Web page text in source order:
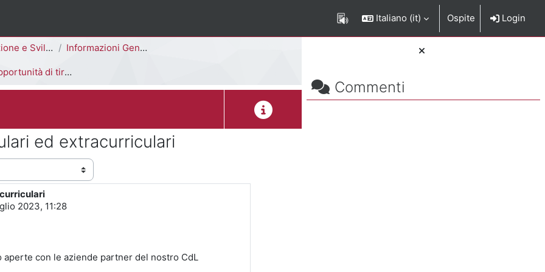
Italiano ‎(it)‎ Ospite Login
Blocchi
Salta Commenti
Commenti
Risorse Umane [F5703R - F5701R] Informazioni Generali del Corso di Studi
di tirocini curriculari ed extracurriculari
Descrizione del corso
ed extracurriculari
2023, 11:28
con le aziende partner del nostro CdL